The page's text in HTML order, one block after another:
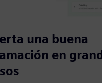
una buena
en